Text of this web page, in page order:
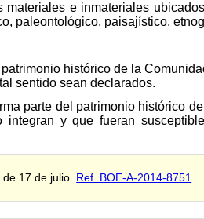
e inmateriales
paleontológico, paisajístico,
histórico de la
sentido sean declarados.
parte del patrimonio histórico
y que fueran
17 de julio. Ref. BOE-A-2014-8751.